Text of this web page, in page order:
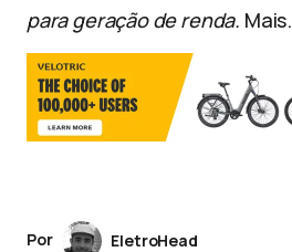
para geração de renda. Mais.
Por
EletroHead